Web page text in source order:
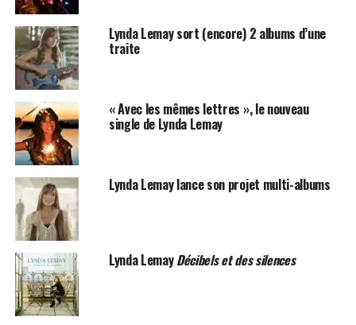
SUJETS ASSOCIÉS:
Lynda Lemay sort (encore) 2 albums d’une
traite
« Avec les mêmes lettres », le nouveau
single de Lynda Lemay
Lynda Lemay lance son projet multi-albums
Lynda LemayDécibels et des silences